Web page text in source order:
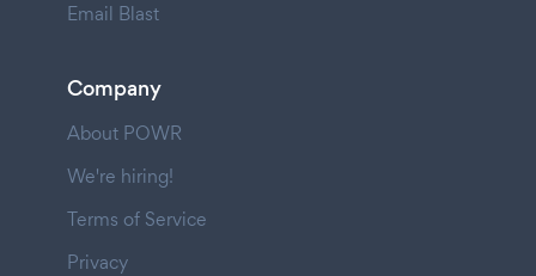
Email Blast
Company
About POWR
We're hiring!
Terms of Service
Privacy